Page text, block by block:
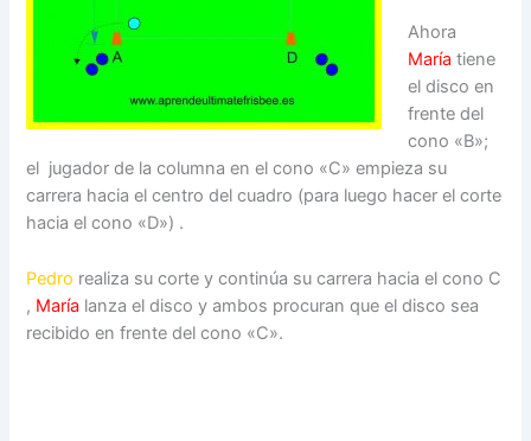
Ahora
María tiene
el disco en
frente del
cono «B»;
el jugador de la columna en el cono «C» empieza su
carrera hacia el centro del cuadro (para luego hacer el corte
hacia el cono «D») .
Pedro realiza su corte y continúa su carrera hacia el cono C
, María lanza el disco y ambos procuran que el disco sea
recibido en frente del cono «C».